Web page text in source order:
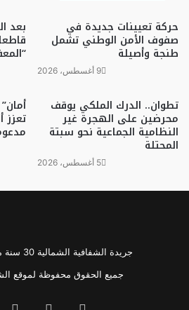
بعد حركة تعيينات جديدة في
صفوف الأمن الوطني تشمل
طنجة وأصيلة
9 أغسطس، 2026
تعزز
تطوان.. الدرك الملكي يوقف
محرضين على الهجرة غير
النظامية الجماعية نحو سبتة
المحتلة
5 أغسطس، 2026
جريدة الشفافية الشمالية 30 سنة من الإصدار الورقي
جميع الحقوق محفوظة لموقع